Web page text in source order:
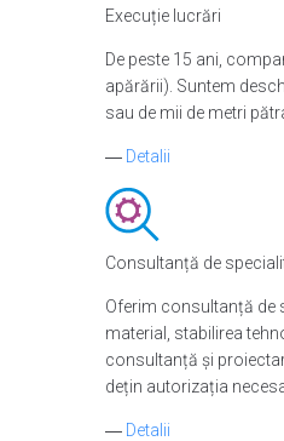
Execuție lucrări
De peste 15 ani,
apărării). Suntem
sau de mii de metri
― Detalii
Consultanță de
Oferim consultanță de
material, stabilirea
consultanță și
dețin autorizația
― Detalii